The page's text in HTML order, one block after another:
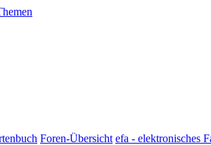
Foren-Übersicht efa - elektronisches